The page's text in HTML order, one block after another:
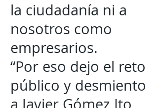
la ciudadanía ni a
nosotros como
empresarios.
“Por eso dejo el reto
público y desmiento
a Javier Gómez Ito,